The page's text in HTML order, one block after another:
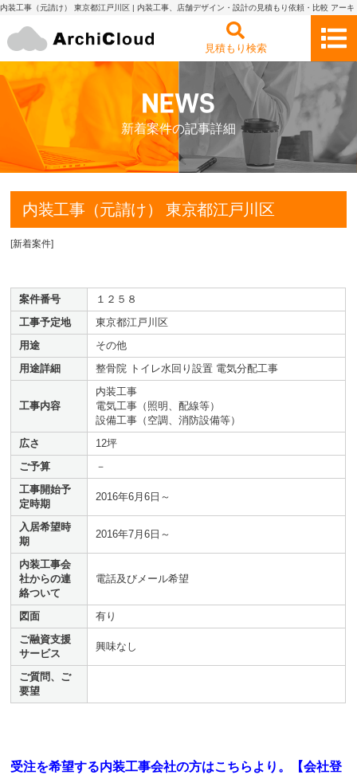
内装工事（元請け） 東京都江戸川区 | 内装工事、店舗デザイン・設計の見積もり依頼・比較 アーキ
見積もり検索
新着案件の記事詳細
内装工事（元請け） 東京都江戸川区
[新着案件]
案件番号
１２５８
工事予定地
東京都江戸川区
用途
その他
用途詳細
整骨院 トイレ水回り設置 電気分配工事
工事内容
内装工事
電気工事（照明、配線等）
設備工事（空調、消防設備等）
広さ
12坪
ご予算
－
工事開始予
定時期
2016年6月6日～
入居希望時
期
2016年7月6日～
内装工事会
社からの連
絡ついて
電話及びメール希望
図面
有り
ご融資支援
サービス
興味なし
ご質問、ご
要望
受注を希望する内装工事会社の方はこちらより。【会社登